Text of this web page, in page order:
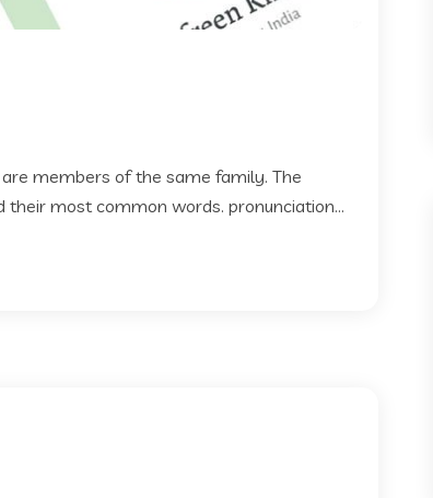
members of the same family. The
most common words. pronunciation...